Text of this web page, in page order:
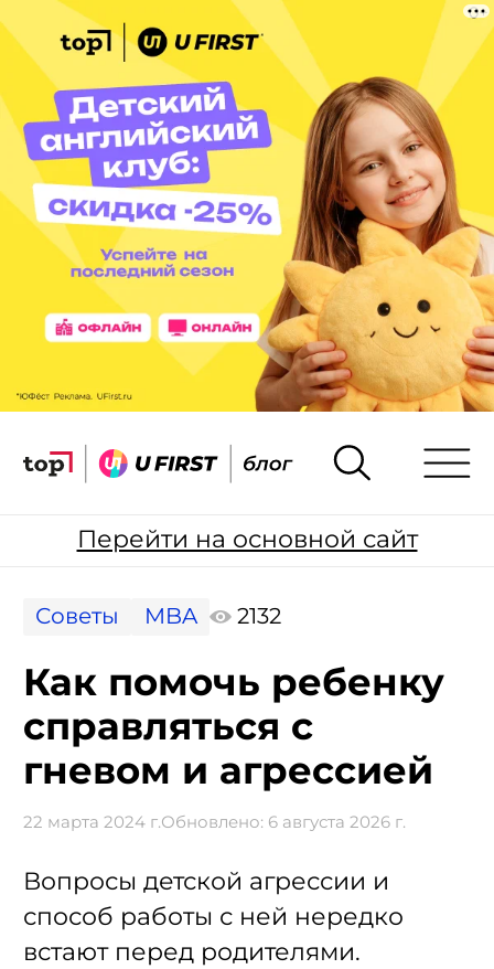
Перейти на основной сайт
Советы MBA 2132
Как помочь ребенку
справляться с
гневом и агрессией
22 марта 2024 г.Обновлено: 6 августа 2026 г.
Вопросы детской агрессии и
способ работы с ней нередко
встают перед родителями.